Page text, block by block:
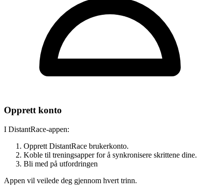
Opprett konto
I DistantRace-appen:
Opprett DistantRace brukerkonto.
Koble til treningsapper for å synkronisere skrittene dine.
Bli med på utfordringen
Appen vil veilede deg gjennom hvert trinn.